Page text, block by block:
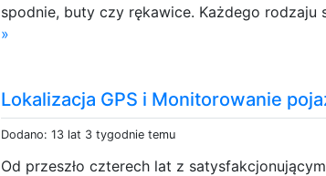
spodnie, buty czy rękawice. Każdego rodzaju
»
Lokalizacja GPS i Monitorowanie
Dodano: 13 lat 3 tygodnie temu
Od przeszło czterech lat z